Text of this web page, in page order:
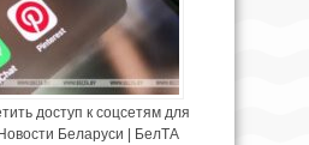
доступ к соцсетям для
Беларуси | БелТА